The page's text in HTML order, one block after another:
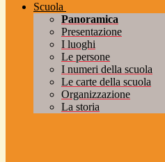
Scuola
Panoramica
Presentazione
I luoghi
Le persone
I numeri della scuola
Le carte della scuola
Organizzazione
La storia